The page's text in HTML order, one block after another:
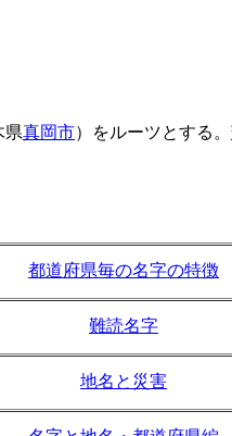
県真岡市）をルーツとする。
都道府県毎の名字の特徴
難読名字
地名と災害